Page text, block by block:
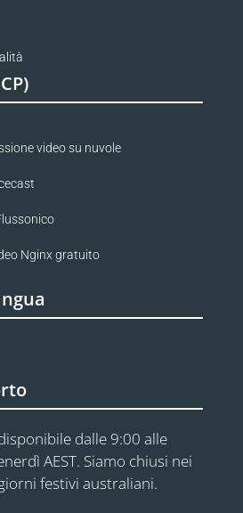
video su nuvole
Nginx gratuito
dalle 9:00 alle
AEST. Siamo chiusi nei
festivi australiani.